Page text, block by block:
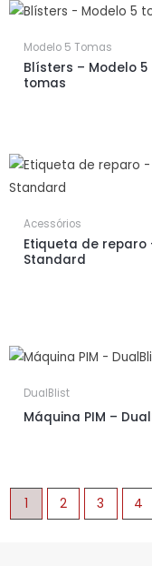
Modelo 5 Tomas
Blísters – Modelo 5
tomas
Acessórios
Etiqueta de reparo
Standard
DualBlist
Máquina PIM –
1 2 3 4